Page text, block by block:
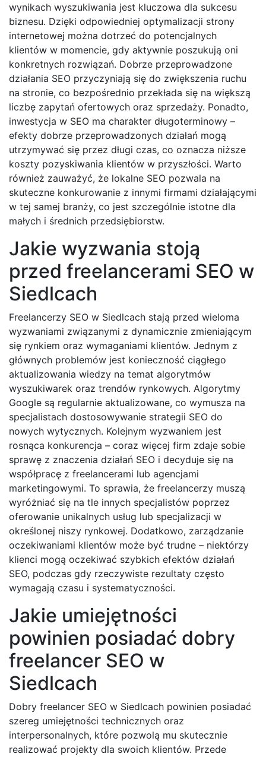
wynikach wyszukiwania jest kluczowa dla sukcesu
biznesu. Dzięki odpowiedniej optymalizacji strony
internetowej można dotrzeć do potencjalnych
klientów w momencie, gdy aktywnie poszukują oni
konkretnych rozwiązań. Dobrze przeprowadzone
działania SEO przyczyniają się do zwiększenia ruchu
na stronie, co bezpośrednio przekłada się na większą
liczbę zapytań ofertowych oraz sprzedaży. Ponadto,
inwestycja w SEO ma charakter długoterminowy –
efekty dobrze przeprowadzonych działań mogą
utrzymywać się przez długi czas, co oznacza niższe
koszty pozyskiwania klientów w przyszłości. Warto
również zauważyć, że lokalne SEO pozwala na
skuteczne konkurowanie z innymi firmami działającymi
w tej samej branży, co jest szczególnie istotne dla
małych i średnich przedsiębiorstw.
Jakie wyzwania stoją
przed freelancerami SEO w
Siedlcach
Freelancerzy SEO w Siedlcach stają przed wieloma
wyzwaniami związanymi z dynamicznie zmieniającym
się rynkiem oraz wymaganiami klientów. Jednym z
głównych problemów jest konieczność ciągłego
aktualizowania wiedzy na temat algorytmów
wyszukiwarek oraz trendów rynkowych. Algorytmy
Google są regularnie aktualizowane, co wymusza na
specjalistach dostosowywanie strategii SEO do
nowych wytycznych. Kolejnym wyzwaniem jest
rosnąca konkurencja – coraz więcej firm zdaje sobie
sprawę z znaczenia działań SEO i decyduje się na
współpracę z freelancerami lub agencjami
marketingowymi. To sprawia, że freelancerzy muszą
wyróżniać się na tle innych specjalistów poprzez
oferowanie unikalnych usług lub specjalizacji w
określonej niszy rynkowej. Dodatkowo, zarządzanie
oczekiwaniami klientów może być trudne – niektórzy
klienci mogą oczekiwać szybkich efektów działań
SEO, podczas gdy rzeczywiste rezultaty często
wymagają czasu i systematyczności.
Jakie umiejętności
powinien posiadać dobry
freelancer SEO w
Siedlcach
Dobry freelancer SEO w Siedlcach powinien posiadać
szereg umiejętności technicznych oraz
interpersonalnych, które pozwolą mu skutecznie
realizować projekty dla swoich klientów. Przede